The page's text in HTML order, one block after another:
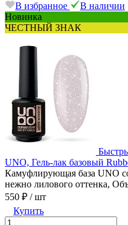
В избранное
В наличии
Новинка
ЧЕСТНЫЙ ЗНАК
UNO, Гель-лак базовый
Камуфлирующая база UNO
нежно лилового оттенка,
550 ₽ / шт
Купить